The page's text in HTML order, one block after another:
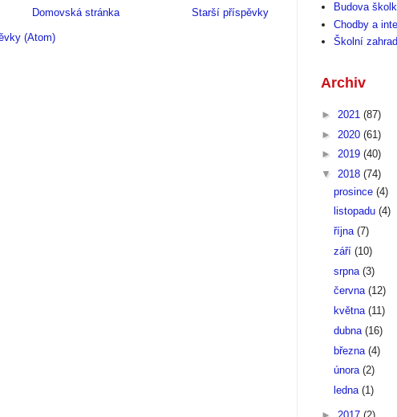
Starší příspěvky
Domovská stránka
(Atom)
Budova
Chodby a
Školní
Archiv
► 2021 (87)
► 2020 (61)
► 2019 (40)
▼ 2018 (74)
prosince (4)
listopadu (4)
října (7)
září (10)
srpna (3)
června (12)
května (11)
dubna (16)
března (4)
února (2)
ledna (1)